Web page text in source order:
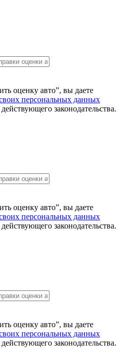
оценку авто”, вы даете
персональных данных
законодательства.
оценку авто”, вы даете
персональных данных
законодательства.
оценку авто”, вы даете
персональных данных
законодательства.